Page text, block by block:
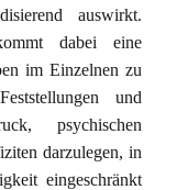
auswirkt.
dabei eine
im Einzelnen zu
und
psychischen
darzulegen, in
eingeschränkt